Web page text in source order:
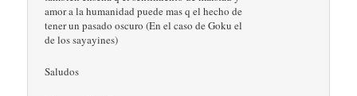
amor a la humanidad puede mas q el hecho de
tener un pasado oscuro (En el caso de Goku el
de los sayayines)
Saludos